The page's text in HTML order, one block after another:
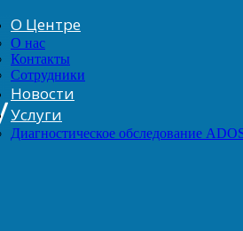
О Центре
О нас
Контакты
Сотрудники
Новости
Услуги
Диагностическое обследование